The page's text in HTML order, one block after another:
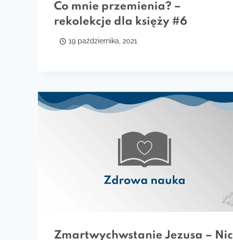
Co mnie przemienia? –
rekolekcje dla księży #6
19 października, 2021
Zmartwychwstanie Jezusa – Nic